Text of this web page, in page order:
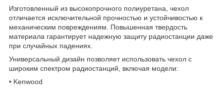
Изготовленный из высокопрочного полиуретана, чехол
отличается исключительной прочностью и устойчивостью к
механическим повреждениям. Повышенная твердость
материала гарантирует надежную защиту радиостанции даже
при случайных падениях.
Универсальный дизайн позволяет использовать чехол с
широким спектром радиостанций, включая модели:
• Kenwood